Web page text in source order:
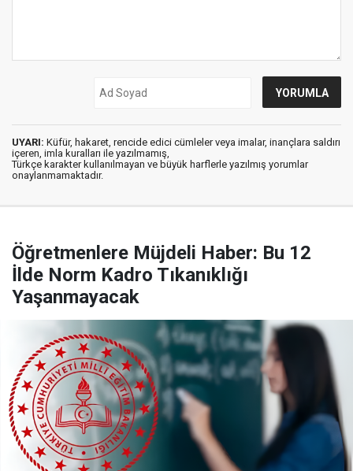
UYARI: Küfür, hakaret, rencide edici cümleler veya imalar, inançlara saldırı
içeren, imla kuralları ile yazılmamış,
Türkçe karakter kullanılmayan ve büyük harflerle yazılmış yorumlar
onaylanmamaktadır.
Öğretmenlere Müjdeli Haber: Bu 12
İlde Norm Kadro Tıkanıklığı
Yaşanmayacak